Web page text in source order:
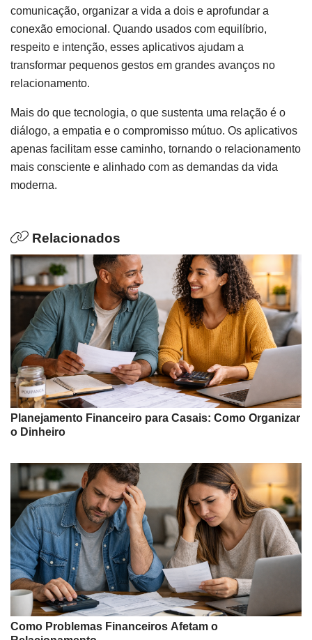
comunicação, organizar a vida a dois e aprofundar a
conexão emocional. Quando usados com equilíbrio,
respeito e intenção, esses aplicativos ajudam a
transformar pequenos gestos em grandes avanços no
relacionamento.
Mais do que tecnologia, o que sustenta uma relação é o
diálogo, a empatia e o compromisso mútuo. Os aplicativos
apenas facilitam esse caminho, tornando o relacionamento
mais consciente e alinhado com as demandas da vida
moderna.
Relacionados
Planejamento Financeiro para Casais: Como Organizar
o Dinheiro
Como Problemas Financeiros Afetam o